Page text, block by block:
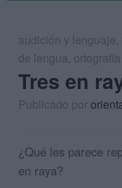
audición y lenguaje,
de lengua, ortografía
Tres en
Publicado por
¿Qué les parece
en raya?